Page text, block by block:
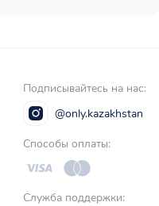
Подписывайтесь на нас:
@only.kazakhstan
Способы оплаты:
Служба поддержки: